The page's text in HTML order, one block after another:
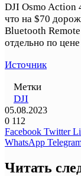
DJI Osmo Action
что на $70
Bluetooth
отдельно по
Источник
Метки
DJI
05.08.2023
0 112
Facebook Twitter
WhatsApp
Читать